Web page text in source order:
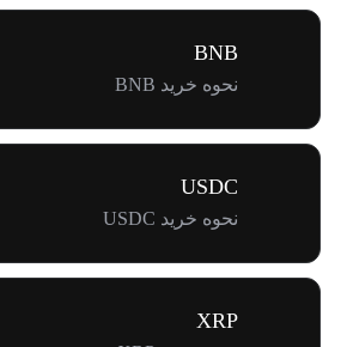
BNB
نحوه خرید BNB
USDC
نحوه خرید USDC
XRP